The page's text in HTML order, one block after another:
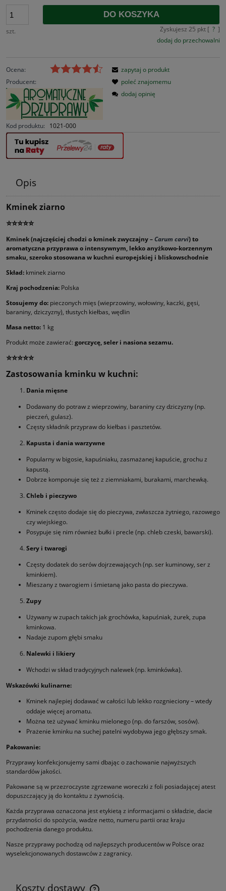
szt.
DO KOSZYKA
Zyskujesz 25 pkt [ ? ]
dodaj do przechowalni
Ocena:
Producent:
Kod produktu: 1021-000
zapytaj o produkt
poleć znajomemu
dodaj opinię
Opis
Kminek ziarno
⭐⭐⭐⭐⭐
Kminek (najczęściej chodzi o kminek zwyczajny –Carum carvi) to
aromatyczna przyprawa o intensywnym, lekko anyżkowo-korzennym
smaku, szeroko stosowana w kuchni europejskiej i bliskowschodnie
Skład: kminek ziarno
Kraj pochodzenia: Polska
Stosujemy do: pieczonych mięs (wieprzowiny, wołowiny, kaczki, gęsi,
baraniny, dziczyzny), tłustych kiełbas, wędlin
Masa netto: 1 kg
Produkt może zawierać: gorczycę, seler i nasiona sezamu.
⭐⭐⭐⭐⭐
Zastosowania kminku w kuchni:
Dania mięsne
Dodawany do potraw z wieprzowiny, baraniny czy dziczyzny (np.
pieczeń, gulasz).
Częsty składnik przypraw do kiełbas i pasztetów.
Kapusta i dania warzywne
Popularny w bigosie, kapuśniaku, zasmażanej kapuście, grochu z
kapustą.
Dobrze komponuje się też z ziemniakami, burakami, marchewką.
Chleb i pieczywo
Kminek często dodaje się do pieczywa, zwłaszcza żytniego, razowego
czy wiejskiego.
Posypuje się nim również bułki i precle (np. chleb czeski, bawarski).
Sery i twarogi
Częsty dodatek do serów dojrzewających (np. ser kuminowy, ser z
kminkiem).
Mieszany z twarogiem i śmietaną jako pasta do pieczywa.
Zupy
Używany w zupach takich jak grochówka, kapuśniak, żurek, zupa
kminkowa.
Nadaje zupom głębi smaku
Nalewki i likiery
Wchodzi w skład tradycyjnych nalewek (np. kminkówka).
Wskazówki kulinarne:
Kminek najlepiej dodawać w całości lub lekko rozgnieciony – wtedy
oddaje więcej aromatu.
Można też używać kminku mielonego (np. do farszów, sosów).
Prażenie kminku na suchej patelni wydobywa jego głębszy smak.
Pakowanie:
Przyprawy konfekcjonujemy sami dbając o zachowanie najwyższych
standardów jakości.
Pakowane są w przezroczyste zgrzewane woreczki z foli posiadającej atest
dopuszczający ją do kontaktu z żywnością.
Każda przyprawa oznaczona jest etykietą z informacjami o składzie, dacie
przydatności do spożycia, wadze netto, numeru partii oraz kraju
pochodzenia danego produktu.
Nasze przyprawy pochodzą od najlepszych producentów w Polsce oraz
wyselekcjonowanych dostawców z zagranicy.
Koszty dostawy